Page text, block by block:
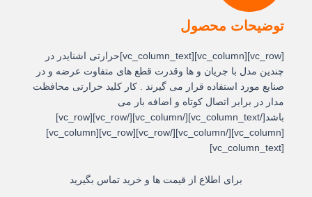
توضیحات محصول
[vc_row][vc_column][vc_column_text]حرارتی اشنایدر در
چندین مدل با جریان و ها وقدرت قطع های متفاوت عرضه و در
صنایع مورد استفاده قرار می گیرند . کار کلید حرارتی محافظت
مدار در برابر اتصال کوتاه و اضافه بار می
باشد[/vc_column_text][/vc_column][/vc_row][vc_row]
[vc_column][/vc_column][/vc_row][vc_row][vc_column]
برای اطلاع از قیمت ها و خرید تماس بگیرید